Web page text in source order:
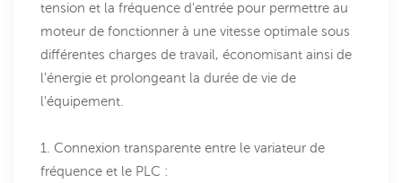
tension et la fréquence d'entrée pour permettre au
moteur de fonctionner à une vitesse optimale sous
différentes charges de travail, économisant ainsi de
l'énergie et prolongeant la durée de vie de
l'équipement.
1. Connexion transparente entre le variateur de
fréquence et le PLC :